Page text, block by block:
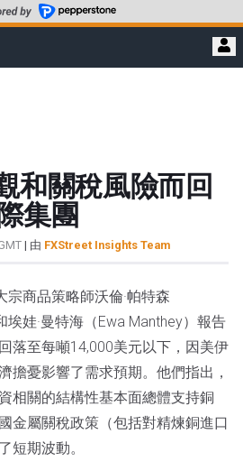
和關稅風險而回
集團
| 由 FXStreet Insights Team
商品策略師沃倫·帕特森
埃娃·曼特海（Ewa Manthey）報告
落至每噸14,000美元以下，因美伊
擔憂影響了需求預期。他們指出，
相關的結構性基本面總體支持銅
金屬關稅政策（包括對精煉銅進口
短期波動。